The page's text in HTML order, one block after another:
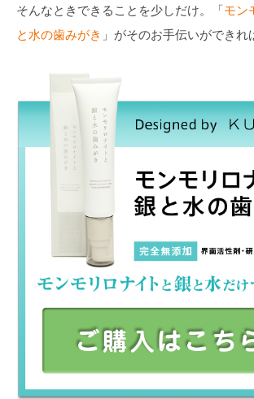
そんなときできることを少しだけ。「モン
と水の歯みがき 」がそのお手伝いができれ